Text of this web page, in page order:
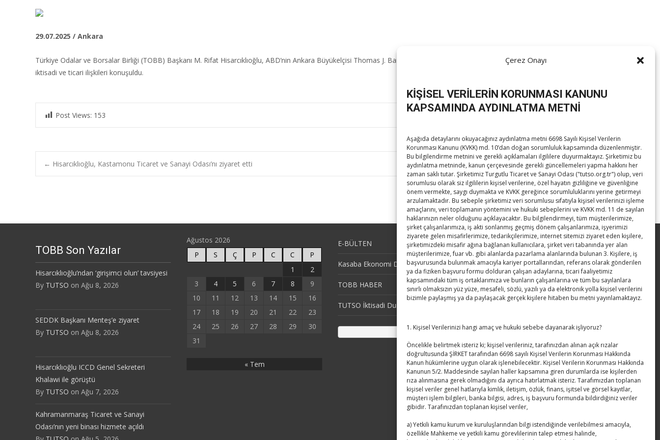
Çerez Onayı
KİŞİSEL VERİLERİN KORUNMASI KANUNU
KAPSAMINDA AYDINLATMA METNİ
Aşağıda detaylarını okuyacağınız aydınlatma metni 6698 Sayılı Kişisel Verilerin
Korunması Kanunu (KVKK) md. 10’dan doğan sorumluluk kapsamında düzenlenmiştir.
Bu bilgilendirme metnini ve gerekli açıklamaları ilgililere duyurmaktayız. Şirketimiz bu
aydınlatma metninde, kanun çerçevesinde gerekli güncellemeleri yapma hakkını her
zaman saklı tutar. Şirketimiz Turgutlu Ticaret ve Sanayi Odası ("tutso.org.tr") olup, veri
sorumlusu olarak siz ilgililerin kişisel verilerine, özel hayatın gizliliğine ve güvenliğine
önem vermekte, saygı duymakta ve KVKK gereğince sorumluluklarını yerine getirmeyi
arzulamaktadır. Bu sebeple şirketimiz veri sorumlusu sıfatıyla kişisel verilerinizi işleme
amaçlarını, veri toplamanın yöntemini ve hukuki sebeplerini ve KVKK md. 11 de sayılan
haklarınızın neler olduğunu açıklayacaktır. Bu bilgilendirmeyi, tüm müşterilerimize,
şirket çalışanlarımıza, iş akti sonlanmış geçmiş dönem çalışanlarımıza, işyerimizi
ziyarete gelen misafirlerimize, tedarikçilerimize, internet sitemizi ziyaret eden kişilere,
şirketimizdeki misafir ağına bağlanan kullanıcılara, şirket veri tabanında yer alan
müşterilerimize, fuar vb. gibi alanlarda pazarlama alanlarında bulunan 3. Kişilere, iş
başvurusunda bulunmak amacıyla kariyer portallarından, referans olarak gönderilen
ya da fiziken başvuru formu dolduran çalışan adaylarına, ticari faaliyetimiz
kapsamındaki tüm iş ortaklarımıza ve bunların çalışanlarına ve tüm bu sayılanlara
sınırlı olmaksızın yüz yüze, mesafeli, sözlü, yazılı ya da elektronik yolla kişisel verilerini
bizimle paylaşmış ya da paylaşacak gerçek kişilere hitaben bu metni yayınlamaktayız.
1. Kişisel Verilerinizi hangi amaç ve hukuki sebebe dayanarak işliyoruz?
Öncelikle belirtmek isteriz ki; kişisel verileriniz, tarafınızdan alınan açık rızalar
doğrultusunda ŞİRKET tarafından 6698 sayılı Kişisel Verilerin Korunması Hakkında
Kanun hükümlerine uygun olarak işlenebilecektir. Kişisel Verilerin Korunması Hakkında
Kanunun 5/2. Maddesinde sayılan haller kapsamına giren durumlarda ise kişilerden
rıza alınmasına gerek olmadığını da ayrıca hatırlatmak isteriz. Tarafımızdan toplanan
kişisel veriler genel hatlarıyla kimlik, iletişim, özlük, finans, işitsel ve görsel kayıtlar,
müşteri işlem bilgileri, banka bilgisi, adres, iş başvuru formunda bildirdiğiniz veriler
gibidir. Tarafınızdan toplanan kişisel veriler,
a) Yetkili kamu kurum ve kuruluşlarından bilgi istendiğinde verilebilmesi amacıyla,
özellikle Mahkeme ve yetkili kamu görevlilerinin talep etmesi halinde,
29.07.2025 / Ankara
Türkiye Odalar ve Borsalar Birliği (TOBB) Başkanı M. Rifat Hisarcıklıoğlu, ABD’nin Ankara Büyükelçisi Thomas J. Barrack ile TOBB İkiz Kuleler’de bir araya geldi. Görüşmede, Türkiye – ABD
iktisadi ve ticari ilişkileri konuşuldu.
Post Views: 153
Post
← Hisarcıklıoğlu, Kastamonu Ticaret ve Sanayi Odası’nı ziyaret etti Hisarcıklıoğlu, OYAK Genel Müdürü Yalçıntaş’ı ziyaret etti→
TOBB Son Yazılar
Hisarcıklıoğlu’ndan ‘girişimci olun’ tavsiyesi
By TUTSO on Ağu 8, 2026
SEDDK Başkanı Menteş’e ziyaret
By TUTSO on Ağu 8, 2026
Hisarcıklıoğlu ICCD Genel Sekreteri
Khalawi ile görüştü
By TUTSO on Ağu 7, 2026
Kahramanmaraş Ticaret ve Sanayi
Odası’nın yeni binası hizmete açıldı
Ağustos 2026
P
S Ç P C C
P
1
2
3
4 5 6 7 8
9
10
11 12 13 14 15
16
17
18 19 20 21 22
23
24
25 26 27 28 29
30
31
« Tem
E-BÜLTEN
Kasaba Ekonomi Dergisi
TOBB HABER
TUTSO İktisadi Durum Raporu
Hisarcıklıoğlu’ndan ‘girişimci olun’ tavsiyesi
SEDDK Başkanı Menteş’e ziyaret
Hisarcıklıoğlu ICCD Genel Sekreteri
Khalawi ile görüştü
Odası’nın yeni binası hizmete açıldı
Diren ailesine taziye ziyareti